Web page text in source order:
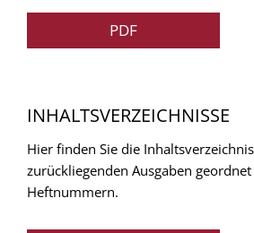
PDF
INHALTSVERZEICHNISSE
Hier finden Sie die
zurückliegenden Ausgaben geordnet
Heftnummern.